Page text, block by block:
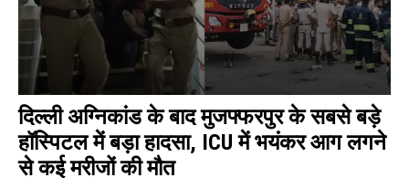
दिल्ली अग्निकांड के बाद मुजफ्फरपुर के सबसे बड़े
हॉस्पिटल में बड़ा हादसा, ICU में भयंकर आग लगने
से कई मरीजों की मौत